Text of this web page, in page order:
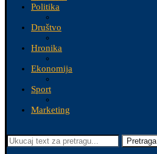
Politika
Društvo
Hronika
Ekonomija
Sport
Marketing
Pretraga